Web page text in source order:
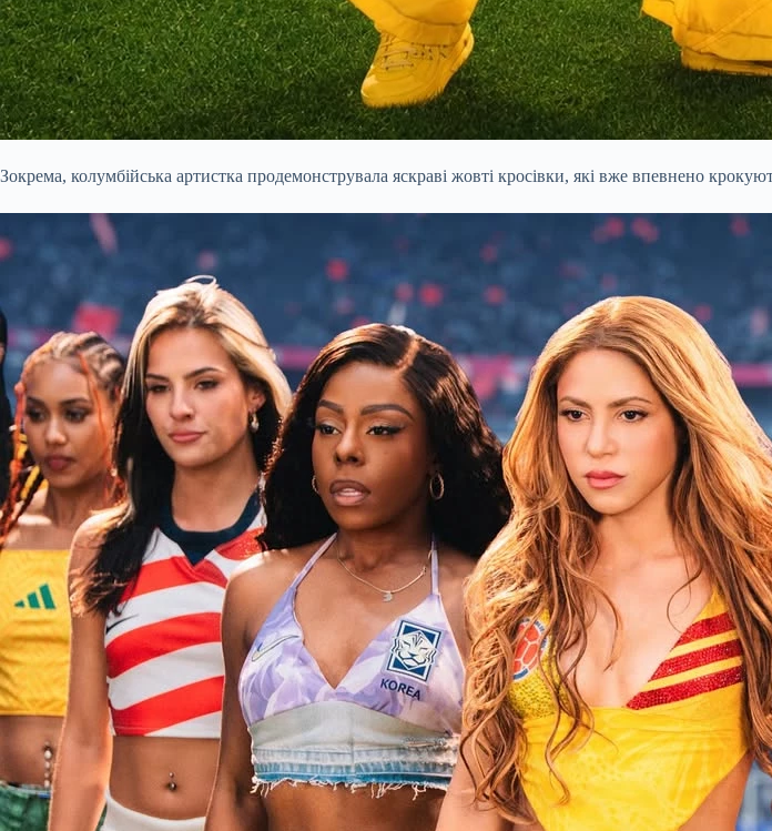
Зокрема, колумбійська артистка продемонструвала яскраві жовті кросівки, які вже впевнено